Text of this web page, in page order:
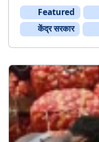
र
हा
गा
ई
रो
क
ने
Featured
केंद्र सरकार